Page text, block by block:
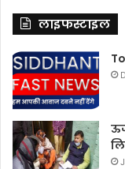
लाइफस्टाइल